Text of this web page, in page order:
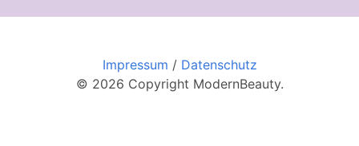
Impressum / Datenschutz
© 2026 Copyright ModernBeauty.